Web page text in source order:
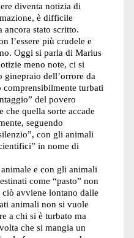
diventa notizia di
è difficile
ancora stato scritto.
l’essere più crudele e
Oggi si parla di Marius
meno note, ci si
dell’orrore da
turbati
del povero
che quella sorte accade
seguendo
con gli animali
in nome di
e con gli animali
come “pasto” non
avviene lontano dalle
animali non si vuole
a chi si è turbato ma
che si mangia un